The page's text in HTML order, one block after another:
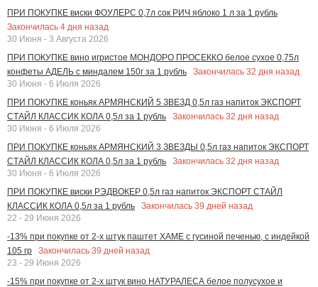
ПРИ ПОКУПКЕ виски ФОУЛЕРС 0,7л сок РИЧ яблоко 1 л за 1 рубль
Закончилась 4 дня назад
30 Июня - 3 Августа 2026
ПРИ ПОКУПКЕ вино игристое МОНДОРО ПРОСЕККО белое сухое 0,75л
конфеты АДЕЛЬ с миндалем 150г за 1 рубль
Закончилась 32 дня назад
30 Июня - 6 Июля 2026
ПРИ ПОКУПКЕ коньяк АРМЯНСКИЙ 5 ЗВЕЗД 0,5л газ напиток ЭКСПОРТ
СТАЙЛ КЛАССИК КОЛА 0,5л за 1 рубль
Закончилась 32 дня назад
30 Июня - 6 Июля 2026
ПРИ ПОКУПКЕ коньяк АРМЯНСКИЙ 3 ЗВЕЗДЫ 0,5л газ напиток ЭКСПОРТ
СТАЙЛ КЛАССИК КОЛА 0,5л за 1 рубль
Закончилась 32 дня назад
30 Июня - 6 Июля 2026
ПРИ ПОКУПКЕ виски РЭДВОКЕР 0,5л газ напиток ЭКСПОРТ СТАЙЛ
КЛАССИК КОЛА 0,5л за 1 рубль
Закончилась 39 дней назад
22 - 29 Июня 2026
-13% при покупке от 2-х штук паштет ХАМЕ с гусиной печенью, с индейкой
105 гр
Закончилась 39 дней назад
23 - 29 Июня 2026
-15% при покупке от 2-х штук вино НАТУРАЛЕСА белое полусухое и